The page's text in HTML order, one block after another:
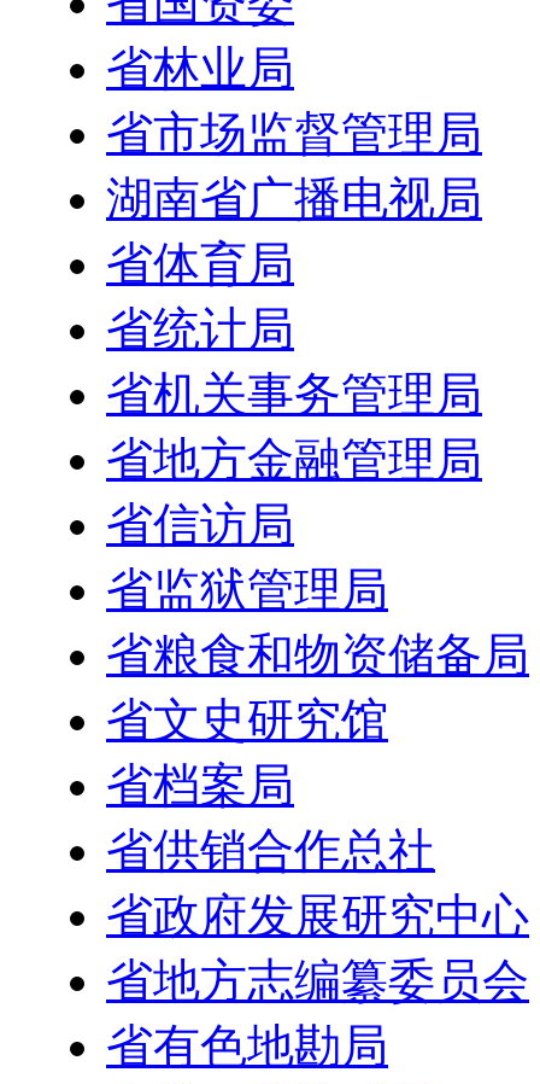
省林业局
省市场监督管理局
湖南省广播电视局
省体育局
省统计局
省机关事务管理局
省地方金融管理局
省信访局
省监狱管理局
省粮食和物资储备局
省文史研究馆
省档案局
省供销合作总社
省政府发展研究中心
省地方志编纂委员会
省有色地勘局